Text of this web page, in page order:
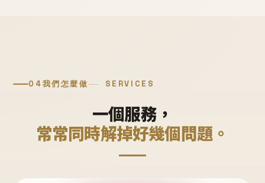
04我們怎麼做 SERVICES
一個服務，
常常同時解掉好幾個問題。